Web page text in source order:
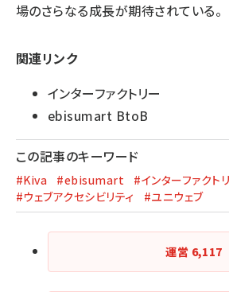
場のさらなる成長が期待されている。
関連リンク
インターファクトリー
ebisumart BtoB
この記事のキーワード
#Kiva #ebisumart
#インターファクト
#ウェブアクセシビリティ
#ユニウェブ
運営 6,117